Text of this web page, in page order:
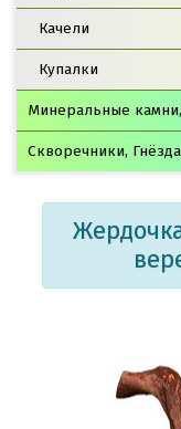
Качели
Купалки
Минеральные
Скворечники,